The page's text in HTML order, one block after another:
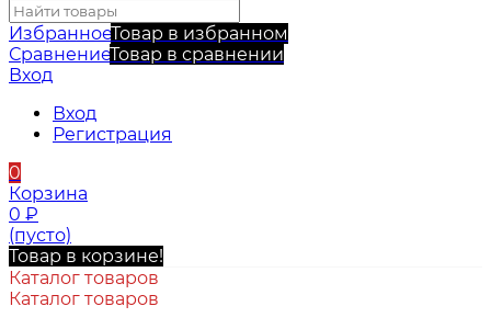
ИзбранноеТовар в избранном
СравнениеТовар в сравнении
Вход
Вход
Регистрация
0
Корзина
0 ₽
(пусто)
Товар в корзине!
Каталог товаров
Каталог товаров